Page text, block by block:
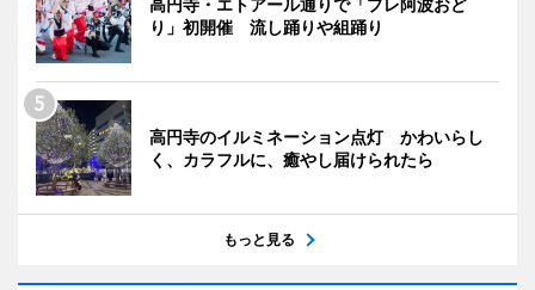
り」初開催 流し踊りや組踊り
高円寺のイルミネーション点灯 かわいらし
く、カラフルに、癒やし届けられたら
もっと見る